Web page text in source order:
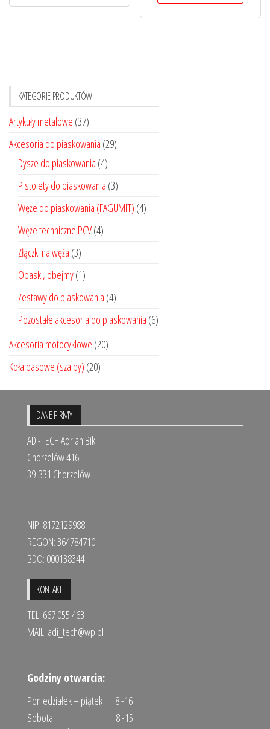
KATEGORIE PRODUKTÓW
Artykuły metalowe (37)
Akcesoria do piaskowania (29)
Dysze do piaskowania (4)
Pistolety do piaskowania (3)
Węże do piaskowania (FAGUMIT) (4)
Węże techniczne PCV(4)
Złączki na węża (3)
Opaski, obejmy(1)
Zestawy do piaskowania (4)
Pozostałe akcesoria do piaskowania (6)
Akcesoria motocyklowe (20)
Koła pasowe (szajby) (20)
DANE FIRMY
ADI-TECH Adrian Bik
Chorzelów 416
39-331 Chorzelów
NIP: 8172129988
REGON: 364784710
BDO: 000138344
KONTAKT
TEL: 667 055 463
MAIL: adi_tech@wp.pl
Godziny otwarcia:
Poniedziałek – piątek 8 -16
Sobota 8 -15